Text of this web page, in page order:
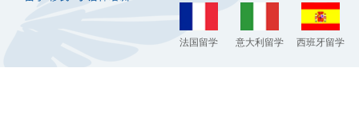
法国留学 意大利留学 西班牙留学